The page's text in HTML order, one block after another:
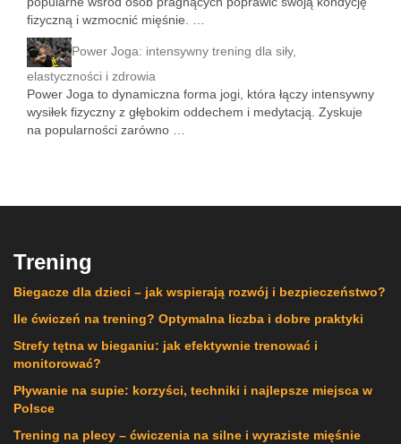
fizyczną i wzmocnić mięśnie. …
Power Joga: intensywny trening dla siły,
elastyczności i zdrowia
Power Joga to dynamiczna forma jogi, która łączy intensywny
wysiłek fizyczny z głębokim oddechem i medytacją. Zyskuje
na popularności zarówno …
Trening
Biegacze dla dzieci – jak wspierają rozwój i bezpieczeństwo?
Ile ćwiczeń na trening? Optymalna liczba i dobre praktyki
Strefy tętna w bieganiu: jak efektywnie trenować i
monitorować?
Pływanie na supie: korzyści, techniki i najlepsze miejsca w
Polsce
Trening na plecy – ćwiczenia na silne i wyraziste mięśnie